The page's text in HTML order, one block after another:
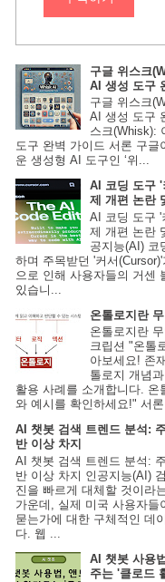
구글 위스크
AI 생성 도구
구글 위스크
AI 생성 도구
스크(Whisk):
도구 완벽 가이드 서론 구글
운 생성형 AI 도구인 ‘위...
AI 코딩 도구
제 개편 논란
AI 코딩 도구 '
제 개편 논란
공지능(AI) 코
하며 주목받던 '커서
으로 인해 사용자들의 거센
있습니...
온톨로지란
온톨로지란
크립션 "온톨
아보세요! 존
톨로지 개념
활용 사례를 소개합니다. 온
와 예시를 확인하세요!" 서
AI 챗봇 검색 트렌드 분석:
반 이상 차지
AI 챗봇 검색 트렌드 분석:
반 이상 차지 인공지능(AI)
진을 빠르게 대체할 것이라
가운데, 실제 미국 사용자들
묻는가에 대한 구체적인 데
다. 웹 ...
AI 챗봇 사용
주는 '클로드